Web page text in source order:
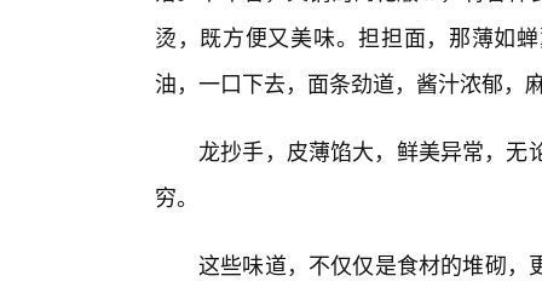
烫，既方便又美味。担担面，那薄如
油，一口下去，面条劲道，酱汁浓郁，
龙抄手，皮薄馅大，鲜美异常，
穷。
这些味道，不仅仅是食材的堆砌，